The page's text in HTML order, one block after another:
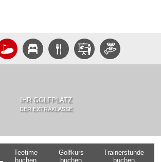
IHR GOLFPLATZ
DER EXTRAKLASSE
Teetime
buchen
Golfkurs
buchen
Trainerstunde
buchen